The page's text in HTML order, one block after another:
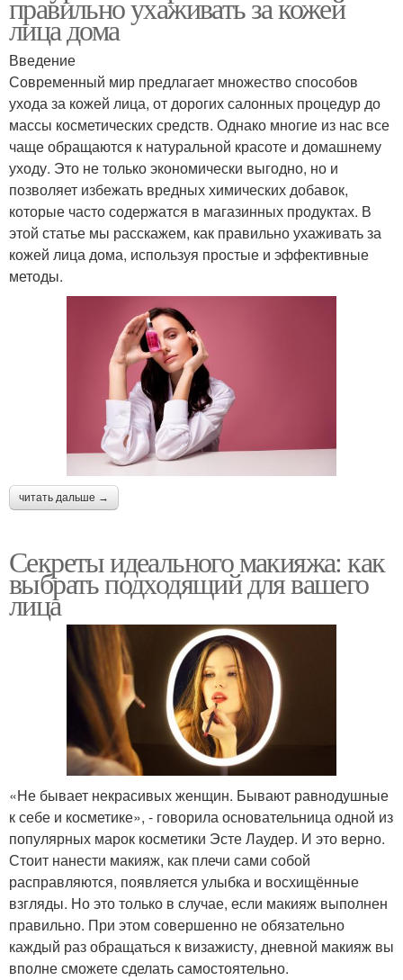
лица дома
Введение
Современный мир предлагает множество способов
ухода за кожей лица, от дорогих салонных процедур до
массы косметических средств. Однако многие из нас все
чаще обращаются к натуральной красоте и домашнему
уходу. Это не только экономически выгодно, но и
позволяет избежать вредных химических добавок,
которые часто содержатся в магазинных продуктах. В
этой статье мы расскажем, как правильно ухаживать за
кожей лица дома, используя простые и эффективные
методы.
читать дальше →
Секреты идеального макияжа: как
выбрать подходящий для вашего
лица
«Не бывает некрасивых женщин. Бывают равнодушные
к себе и косметике», - говорила основательница одной из
популярных марок косметики Эсте Лаудер. И это верно.
Стоит нанести макияж, как плечи сами собой
расправляются, появляется улыбка и восхищённые
взгляды. Но это только в случае, если макияж выполнен
правильно. При этом совершенно не обязательно
каждый раз обращаться к визажисту, дневной макияж вы
вполне сможете сделать самостоятельно.